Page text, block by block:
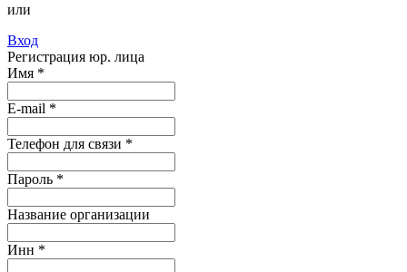
или
Вход
Регистрация юр. лица
Имя *
E-mail *
Телефон для связи *
Пароль *
Название организации
Инн *